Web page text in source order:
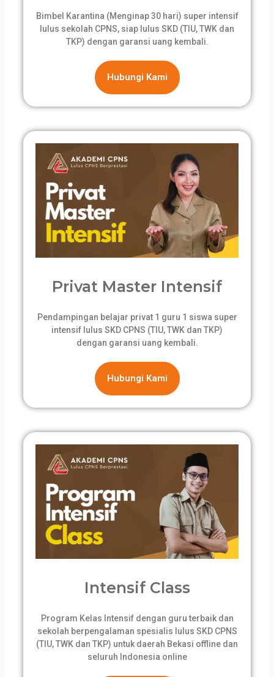
Bimbel Karantina (Menginap 30 hari) super intensif
lulus sekolah CPNS, siap lulus SKD (TIU, TWK dan
TKP) dengan garansi uang kembali.
Hubungi Kami
Privat Master Intensif
Pendampingan belajar privat 1 guru 1 siswa super
intensif lulus SKD CPNS (TIU, TWK dan TKP)
dengan garansi uang kembali.
Hubungi Kami
Intensif Class
Program Kelas Intensif dengan guru terbaik dan
sekolah berpengalaman spesialis lulus SKD CPNS
(TIU, TWK dan TKP) untuk daerah Bekasi offline dan
seluruh Indonesia online